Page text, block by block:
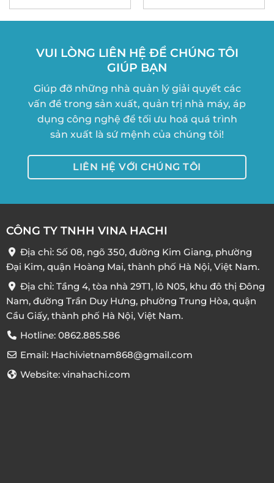
VUI LÒNG LIÊN HỆ ĐỂ CHÚNG TÔI
GIÚP BẠN
Giúp đỡ những nhà quản lý giải quyết các
vấn đề trong sản xuất, quản trị nhà máy, áp
dụng công nghệ để tối ưu hoá quá trình
sản xuất là sứ mệnh của chúng tôi!
LIÊN HỆ VỚI CHÚNG TÔI
CÔNG TY TNHH VINA HACHI
Địa chỉ: Số 08, ngõ 350, đường Kim Giang, phường
Đại Kim, quận Hoàng Mai, thành phố Hà Nội, Việt Nam.
Địa chỉ: Tầng 4, tòa nhà 29T1, lô N05, khu đô thị Đông
Nam, đường Trần Duy Hưng, phường Trung Hòa, quận
Cầu Giấy, thành phố Hà Nội, Việt Nam.
Hotline: 0862.885.586
Email: Hachivietnam868@gmail.com
Website: vinahachi.com